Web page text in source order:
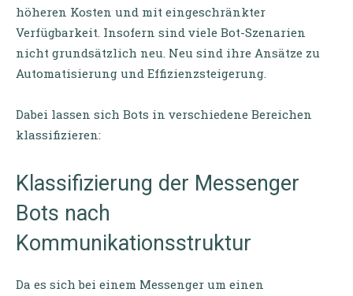
höheren Kosten und mit eingeschränkter
Verfügbarkeit. Insofern sind viele Bot-Szenarien
nicht grundsätzlich neu. Neu sind ihre Ansätze zu
Automatisierung und Effizienzsteigerung.
Dabei lassen sich Bots in verschiedene Bereichen
klassifizieren:
Klassifizierung der Messenger
Bots nach
Kommunikationsstruktur
Da es sich bei einem Messenger um einen